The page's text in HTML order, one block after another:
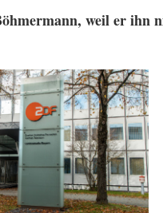
weil er ihn